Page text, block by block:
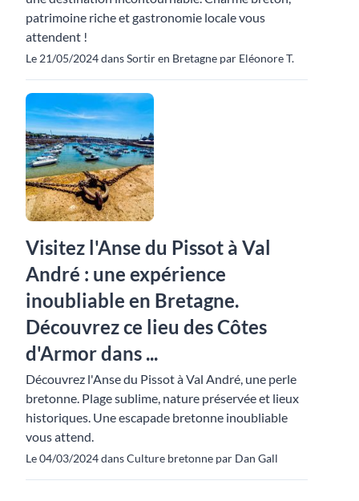
patrimoine riche et gastronomie locale vous
attendent !
Le 21/05/2024 dans Sortir en Bretagne par Eléonore T.
Visitez l'Anse du Pissot à Val
André : une expérience
inoubliable en Bretagne.
Découvrez ce lieu des Côtes
d'Armor dans ...
Découvrez l'Anse du Pissot à Val André, une perle
bretonne. Plage sublime, nature préservée et lieux
historiques. Une escapade bretonne inoubliable
vous attend.
Le 04/03/2024 dans Culture bretonne par Dan Gall